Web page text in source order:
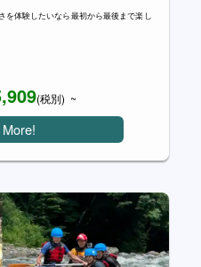
を体験したいなら最初から最後まで楽し
(税別) ~